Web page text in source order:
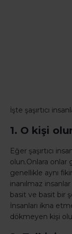
İşte şaşırtıcı
1. O kişi
Eğer şaşırtıcı
olun.Onlara
genellikle aynı
inanılmaz
basit ve basit bir
İnsanları ikna
dökmeyen kişi